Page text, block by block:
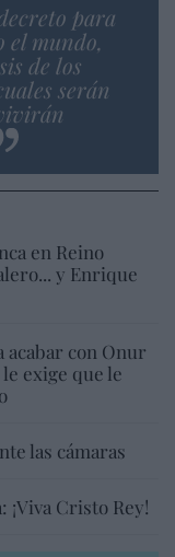
para
el mundo,
de los
serán
en Reino
y Enrique
acabar con Onur
exige que le
las cámaras
Cristo Rey!